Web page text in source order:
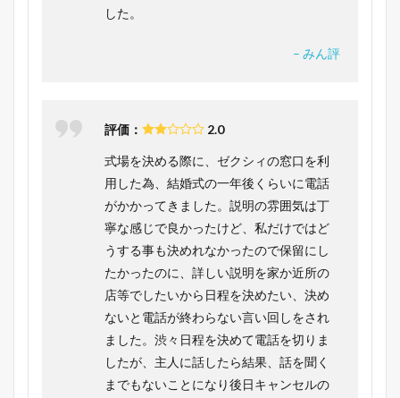
した。
– みん評
評価： 2.0
式場を決める際に、ゼクシィの窓口を利
用した為、結婚式の一年後くらいに電話
がかかってきました。説明の雰囲気は丁
寧な感じで良かったけど、私だけではど
うする事も決めれなかったので保留にし
たかったのに、詳しい説明を家か近所の
店等でしたいから日程を決めたい、決め
ないと電話が終わらない言い回しをされ
ました。渋々日程を決めて電話を切りま
したが、主人に話したら結果、話を聞く
までもないことになり後日キャンセルの